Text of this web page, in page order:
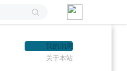
我的消息
关于本站